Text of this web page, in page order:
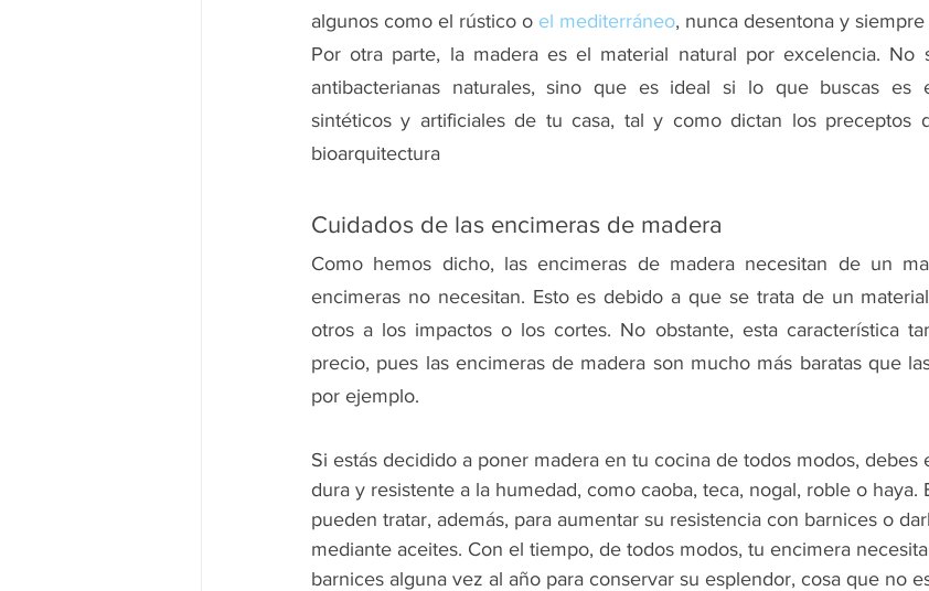
algunos como el rústico o el mediterráneo, nunca desentona y
Por otra parte, la madera es el material natural por excelencia. No
antibacterianas naturales, sino que es ideal si lo que buscas es
sintéticos y artificiales de tu casa, tal y como dictan los preceptos
bioarquitectura
Cuidados de las encimeras de madera
Como hemos dicho, las encimeras de madera necesitan de un
encimeras no necesitan. Esto es debido a que se trata de un
otros a los impactos o los cortes. No obstante, esta característica
precio, pues las encimeras de madera son mucho más baratas que
por ejemplo.
Si estás decidido a poner madera en tu cocina de todos modos, debes
dura y resistente a la humedad, como caoba, teca, nogal, roble o haya.
pueden tratar, además, para aumentar su resistencia con barnices o
mediante aceites. Con el tiempo, de todos modos, tu encimera
barnices alguna vez al año para conservar su esplendor, cosa que no